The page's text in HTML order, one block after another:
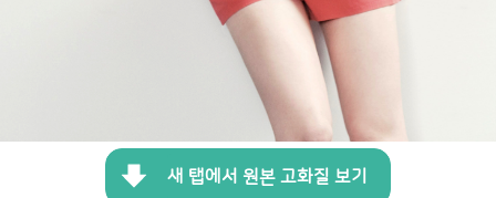
새 탭에서 원본 고화질 보기